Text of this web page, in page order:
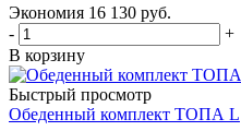
Экономия 16 130 руб.
-
+
В корзину
Быстрый просмотр
Обеденный комплект ТОПА L